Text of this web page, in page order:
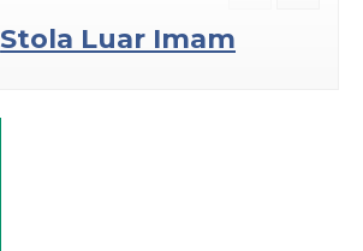
Stola Luar Imam